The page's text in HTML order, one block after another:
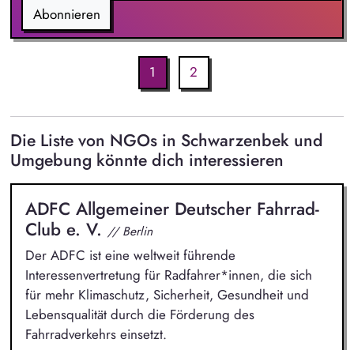
Abonnieren
1 2
Die Liste von NGOs in Schwarzenbek und
Umgebung könnte dich interessieren
ADFC Allgemeiner Deutscher Fahrrad-
Club e. V. // Berlin
Der ADFC ist eine weltweit führende
Interessenvertretung für Radfahrer*innen, die sich
für mehr Klimaschutz, Sicherheit, Gesundheit und
Lebensqualität durch die Förderung des
Fahrradverkehrs einsetzt.